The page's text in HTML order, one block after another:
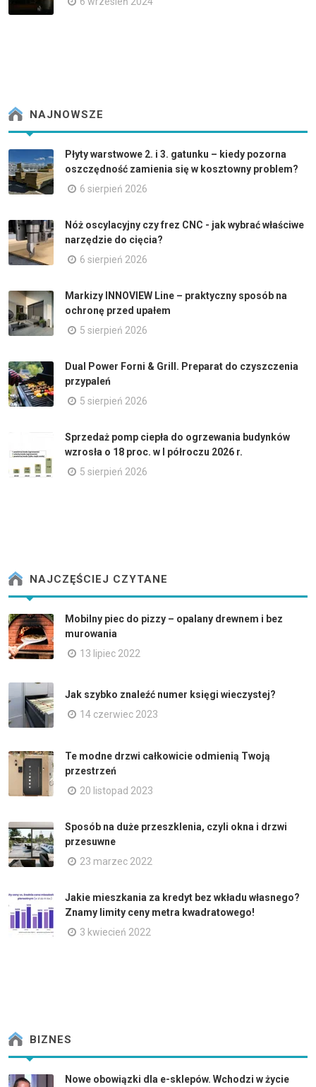
NAJNOWSZE
Płyty warstwowe 2. i 3. gatunku – kiedy pozorna
oszczędność zamienia się w kosztowny problem?
6 sierpień 2026
Nóż oscylacyjny czy frez CNC - jak wybrać właściwe
narzędzie do cięcia?
6 sierpień 2026
Markizy INNOVIEW Line – praktyczny sposób na
ochronę przed upałem
5 sierpień 2026
Dual Power Forni & Grill. Preparat do czyszczenia
przypaleń
5 sierpień 2026
Sprzedaż pomp ciepła do ogrzewania budynków
wzrosła o 18 proc. w I półroczu 2026 r.
5 sierpień 2026
NAJCZĘŚCIEJ CZYTANE
Mobilny piec do pizzy – opalany drewnem i bez
murowania
13 lipiec 2022
Jak szybko znaleźć numer księgi wieczystej?
14 czerwiec 2023
Te modne drzwi całkowicie odmienią Twoją
przestrzeń
20 listopad 2023
Sposób na duże przeszklenia, czyli okna i drzwi
przesuwne
23 marzec 2022
Jakie mieszkania za kredyt bez wkładu własnego?
Znamy limity ceny metra kwadratowego!
3 kwiecień 2022
BIZNES
Nowe obowiązki dla e-sklepów. Wchodzi w życie